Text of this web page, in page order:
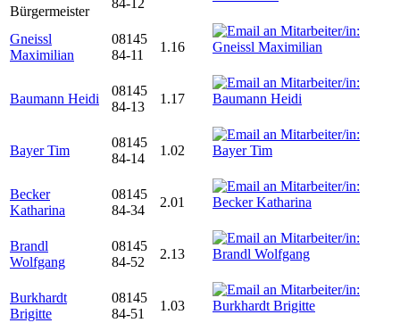
Bürgermeister
84-12
Gneissl
Maximilian
08145
84-11
1.16
Baumann Heidi
08145
84-13
1.17
Bayer Tim
08145
84-14
1.02
Becker
Katharina
08145
84-34
2.01
Brandl
Wolfgang
08145
84-52
2.13
Burkhardt
Brigitte
08145
84-51
1.03